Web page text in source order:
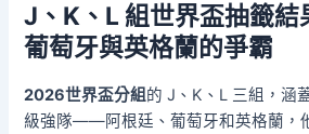
J、K、L 組世界盃抽籤結
葡萄牙與英格蘭的爭霸
2026世界盃分組的 J、K、L 三組，涵
級強隊——阿根廷、葡萄牙和英格蘭，